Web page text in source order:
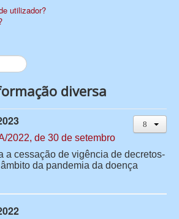
utilizador?
diversa
2022, de 30 de setembro
a cessação de vigência de decretos-
da pandemia da doença